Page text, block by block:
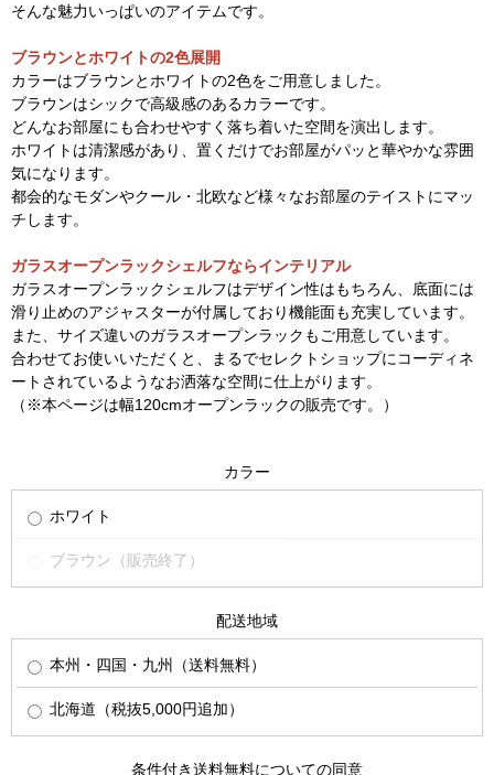
そんな魅力いっぱいのアイテムです。
ブラウンとホワイトの2色展開
カラーはブラウンとホワイトの2色をご用意しました。
ブラウンはシックで高級感のあるカラーです。
どんなお部屋にも合わせやすく落ち着いた空間を演出します。
ホワイトは清潔感があり、置くだけでお部屋がパッと華やかな雰囲
気になります。
都会的なモダンやクール・北欧など様々なお部屋のテイストにマッ
チします。
ガラスオープンラックシェルフならインテリアル
ガラスオープンラックシェルフはデザイン性はもちろん、底面には
滑り止めのアジャスターが付属しており機能面も充実しています。
また、サイズ違いのガラスオープンラックもご用意しています。
合わせてお使いいただくと、まるでセレクトショップにコーディネ
ートされているようなお洒落な空間に仕上がります。
（※本ページは幅120cmオープンラックの販売です。）
カラー
ホワイト
ブラウン（販売終了）
配送地域
本州・四国・九州（送料無料）
北海道（税抜5,000円追加）
条件付き送料無料についての同意